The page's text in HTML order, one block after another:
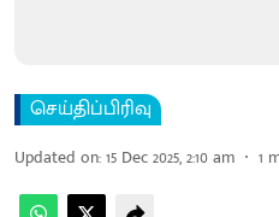
செய்திப்பிரிவு
Updated on:15 Dec 2025, 2:10 am 1